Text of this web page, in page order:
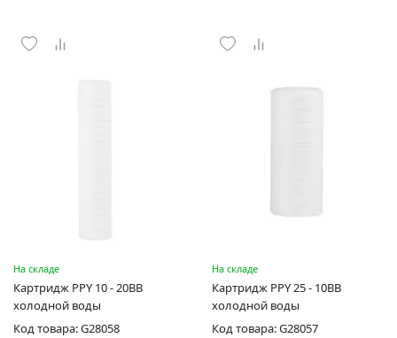
На складе
Картридж PPY 10 - 20BB
холодной воды
Код товара: G28058
На складе
Картридж PPY 25 - 10BB
холодной воды
Код товара: G28057